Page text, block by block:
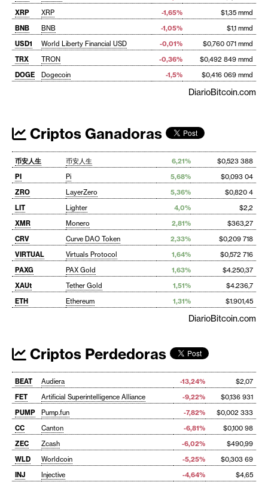
XRP
XRP -1,65%
$1,35 mmd
BNB
BNB -1,05%
$1,1 mmd
USD1
World Liberty Financial USD -0,01%
$0,760 071 mmd
TRX
TRON -0,36%
$0,492 849 mmd
DOGE
Dogecoin -1,5% $0,416 069 mmd
DiarioBitcoin.com
Criptos Ganadoras
币安人生 币安人生 6,21%
$0,523 388
PI
Pi 5,68%
$0,093 04
ZRO
LayerZero 5,36%
$0,820 4
LIT
Lighter 4,0%
$2,2
XMR
Monero 2,81%
$363,27
CRV
Curve DAO Token 2,33%
$0,209 718
VIRTUAL
Virtuals Protocol 1,64%
$0,572 716
PAXG
PAX Gold 1,63%
$4.250,37
XAUt
Tether Gold 1,51%
$4.236,7
ETH
Ethereum 1,31% $1.901,45
DiarioBitcoin.com
Criptos Perdedoras
BEAT Audiera -13,24%
$2,07
FET
Artificial Superintelligence Alliance -9,22%
$0,136 931
PUMP
Pump.fun -7,82%
$0,002 333
CC
Canton -6,81%
$0,100 98
ZEC
Zcash -6,02%
$490,99
WLD
Worldcoin -5,25%
$0,303 69
INJ
Injective -4,64%
$4,65